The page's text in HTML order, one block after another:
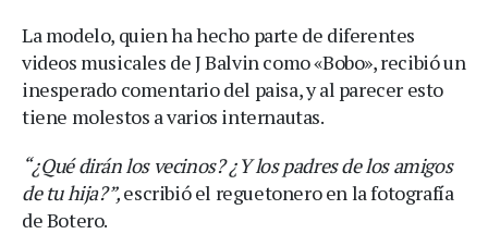
La modelo, quien ha hecho parte de diferentes
videos musicales de J Balvin como «Bobo», recibió un
inesperado comentario del paisa, y al parecer esto
tiene molestos a varios internautas.
“¿Qué dirán los vecinos? ¿Y los padres de los amigos
de tu hija?”,escribió el reguetonero en la fotografía
de Botero.